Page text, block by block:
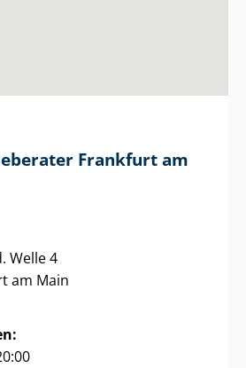
Frankfurt am
Welle 4
am Main